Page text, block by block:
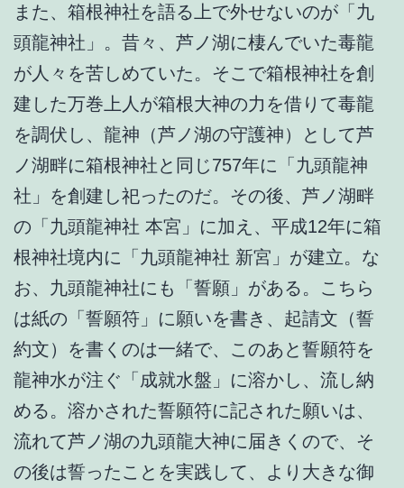
また、箱根神社を語る上で外せないのが「九
頭龍神社」。昔々、芦ノ湖に棲んでいた毒龍
が人々を苦しめていた。そこで箱根神社を創
建した万巻上人が箱根大神の力を借りて毒龍
を調伏し、龍神（芦ノ湖の守護神）として芦
ノ湖畔に箱根神社と同じ757年に「九頭龍神
社」を創建し祀ったのだ。その後、芦ノ湖畔
の「九頭龍神社 本宮」に加え、平成12年に箱
根神社境内に「九頭龍神社 新宮」が建立。な
お、九頭龍神社にも「誓願」がある。こちら
は紙の「誓願符」に願いを書き、起請文（誓
約文）を書くのは一緒で、このあと誓願符を
龍神水が注ぐ「成就水盤」に溶かし、流し納
める。溶かされた誓願符に記された願いは、
流れて芦ノ湖の九頭龍大神に届きくので、そ
の後は誓ったことを実践して、より大きな御